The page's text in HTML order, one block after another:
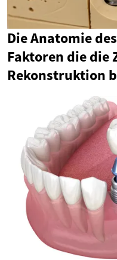
Die Anatomie
Faktoren die
Rekonstruktion